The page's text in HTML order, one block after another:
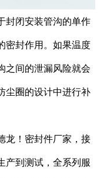
封闭安装管沟的单作
密封作用。如果温度
之间的泄漏风险就会
尘圈的设计中进行补
龙！密封件厂家，接
产到测试，全系列服